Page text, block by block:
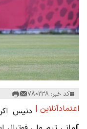
کد خبر: 780238
اعتمادآنلاین | دنیس